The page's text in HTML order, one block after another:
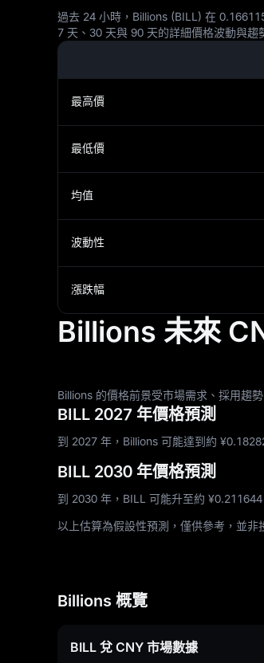
過去 24 小時，Billions (BILL) 在
7 天、30 天與 90 天的詳細價格波動與趨
最高價
最低價
均值
波動性
漲跌幅
Billions 未來
Billions 的價格前景受市場需求、採用趨
BILL 2027 年價格預測
到 2027 年，Billions 可能達到約
BILL 2030 年價格預測
到 2030 年，BILL 可能升至約
以上估算為假設性預測，僅供參考，並
Billions 概覽
BILL 兌 CNY 市場數據